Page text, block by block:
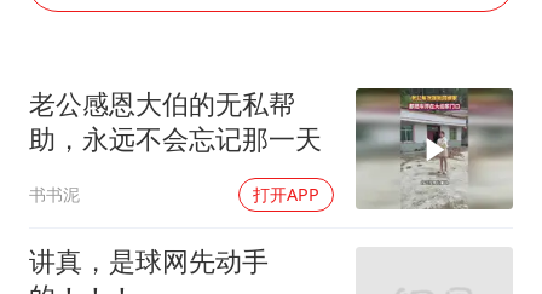
汕头市政府被约谈
蜜雪冰城员工抽烟收银 门店现已停业
嘲讽周星驰无儿女没朋友 李修贤道歉
董路致歉：泰国10岁黑人父母是伪造的
坚持党全面领导和党中央集中统一领导
老公感恩大伯的无私帮
助，永远不会忘记那一天
书书泥 打开APP
讲真，是球网先动手